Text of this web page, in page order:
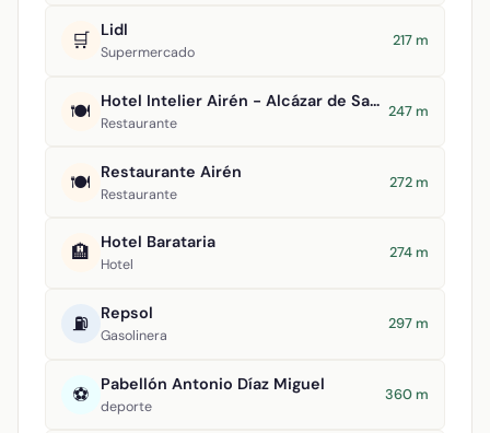
🛒 Lidl
Supermercado
217 m
🍽️ Hotel Intelier Airén - Alcázar de San Juan
Restaurante
247 m
🍽️ Restaurante Airén
Restaurante
272 m
🏨 Hotel Barataria
Hotel
274 m
⛽ Repsol
Gasolinera
297 m
⚽ Pabellón Antonio Díaz Miguel
deporte
360 m